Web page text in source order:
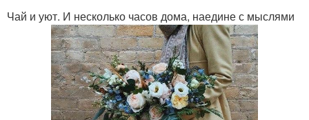
Чай и уют. И несколько часов дома, наедине с мыслями